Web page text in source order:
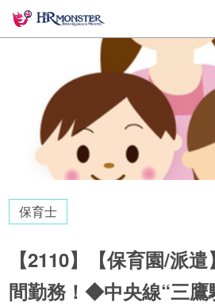
保育士
【2110】【保育園/派
間勤務！◆中央線“三